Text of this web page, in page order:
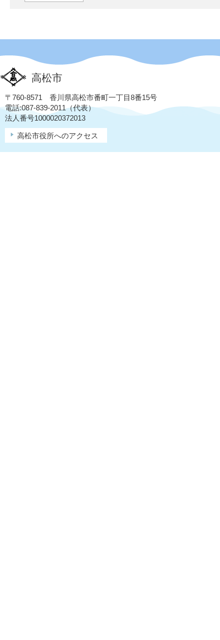
高松市
〒760-8571 香川県高松市番町一丁目8番15号
電話:087-839-2011（代表）
法人番号1000020372013
高松市役所へのアクセス